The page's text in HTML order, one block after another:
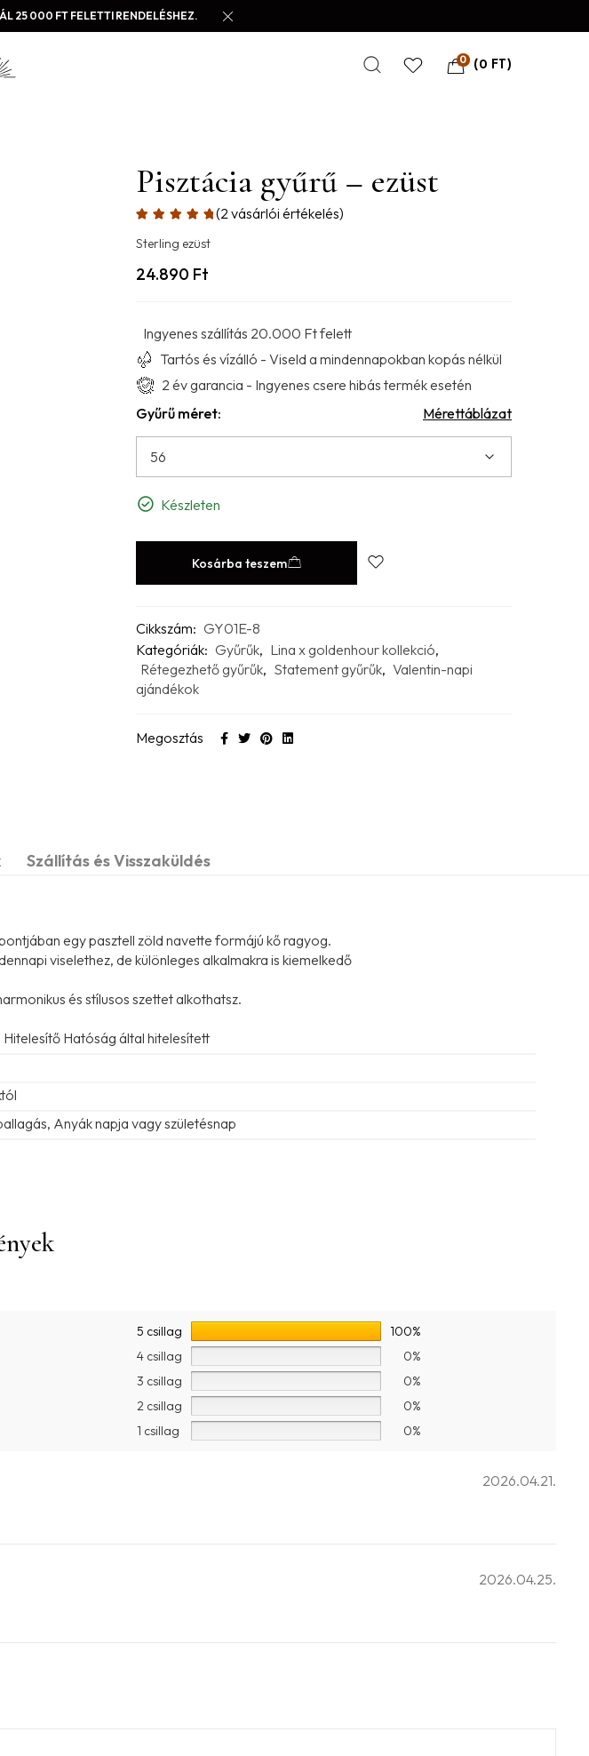
25 000 FT FELETTI RENDELÉSHEZ.
0 (0 FT )
Pisztácia gyűrű – ezüst
(2vásárlói értékelés)
Sterling ezüst
24.890 Ft
Ingyenes szállítás 20.000 Ft felett
Tartós és vízálló - Viseld a mindennapokban kopás nélkül
2 év garancia - Ingyenes csere hibás termék esetén
Gyűrű méret:
Mérettáblázat
Készleten
Kosárba teszem
Cikkszám: GY01E-8
Kategóriák: Gyűrűk, Lina x goldenhour kollekció,
Rétegezhető gyűrűk, Statement gyűrűk, Valentin-napi
ajándékok
Megosztás
Szállítás és Visszaküldés
egy pasztell zöld navette formájú kő ragyog.
viselethez, de különleges alkalmakra is kiemelkedő
és stílusos szettet alkothatsz.
Hatóság által hitelesített
Anyák napja vagy születésnap
5 csillag
100%
4 csillag
0%
3 csillag
0%
2 csillag
0%
1 csillag
0%
2026.04.21.
2026.04.25.